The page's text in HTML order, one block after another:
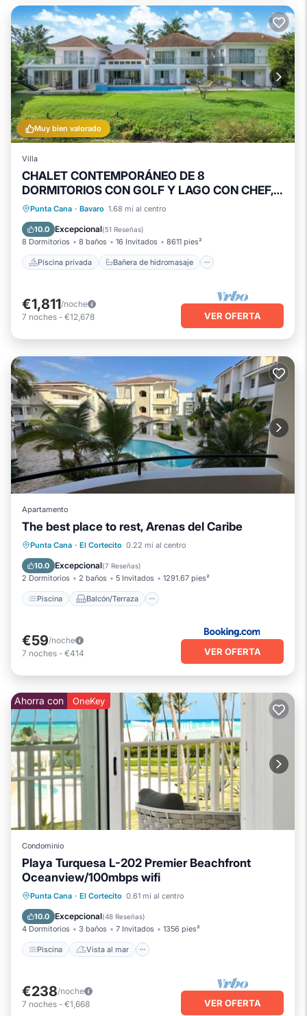
Muy bien valorado
Villa
CHALET CONTEMPORÁNEO DE 8
DORMITORIOS CON GOLF Y LAGO CON CHEF,
Criadas, PISCINA Y JACUZZI
Punta Cana · Bavaro 1.68 mi al centro
10.0 Excepcional(51 Reseñas)
8 Dormitorios 8 baños 16 Invitados 8611 pies²
Piscina privada Bañera de hidromasaje
Piscina privada
Bañera de hidromasaje
Chimenea/Calefacción
€1,811/noche
7 noches - €12,678 VER OFERTA
Apartamento
The best place to rest, Arenas del Caribe
Punta Cana · El Cortecito 0.22 mi al centro
10.0 Excepcional(7 Reseñas)
2 Dormitorios 2 baños 5 Invitados 1291.67 pies²
Piscina Balcón/Terraza
Piscina Balcón/Terraza
Se admiten mascotas
€59/noche
7 noches - €414 VER OFERTA
Ahorra con OneKey
Condominio
Playa Turquesa L-202 Premier Beachfront
Oceanview/100mbps wifi
Punta Cana · El Cortecito 0.61 mi al centro
10.0 Excepcional(48 Reseñas)
4 Dormitorios 3 baños 7 Invitados 1356 pies²
Piscina Vista al mar
Piscina
Vista al mar
Balcón/Terraza
€238/noche
7 noches - €1,668 VER OFERTA